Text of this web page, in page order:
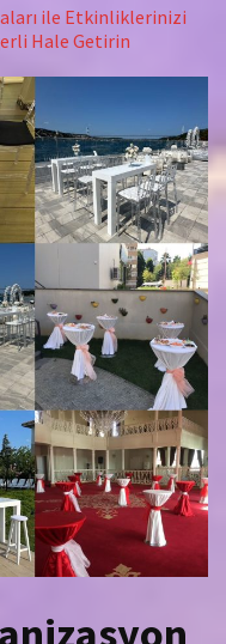
ile Etkinliklerinizi
Hale Getirin